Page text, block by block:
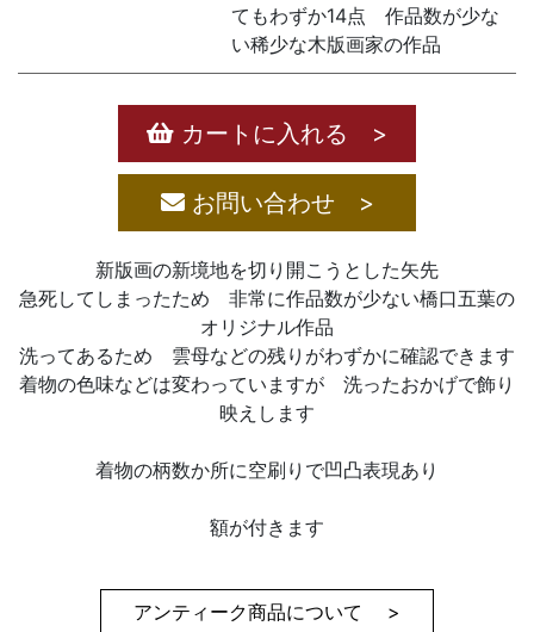
てもわずか14点 作品数が少な
い稀少な木版画家の作品
カートに入れる >
お問い合わせ >
新版画の新境地を切り開こうとした矢先
急死してしまったため 非常に作品数が少ない橋口五葉の
オリジナル作品
洗ってあるため 雲母などの残りがわずかに確認できます
着物の色味などは変わっていますが 洗ったおかげで飾り
映えします
着物の柄数か所に空刷りで凹凸表現あり
額が付きます
アンティーク商品について >